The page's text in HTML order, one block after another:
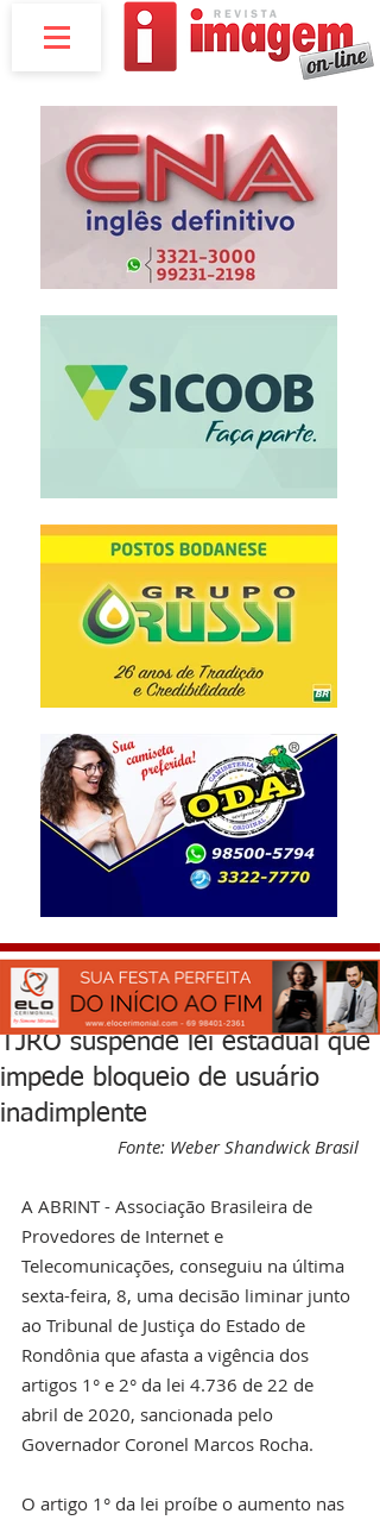
TJRO suspende lei estadual que
impede bloqueio de usuário
inadimplente
Fonte: Weber Shandwick Brasil
A ABRINT - Associação Brasileira de
Provedores de Internet e
Telecomunicações, conseguiu na última
sexta-feira, 8, uma decisão liminar junto
ao Tribunal de Justiça do Estado de
Rondônia que afasta a vigência dos
artigos 1° e 2° da lei 4.736 de 22 de
abril de 2020, sancionada pelo
Governador Coronel Marcos Rocha.
O artigo 1° da lei proíbe o aumento nas